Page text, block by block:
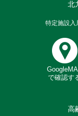
北
特定施設入
で確認す
高